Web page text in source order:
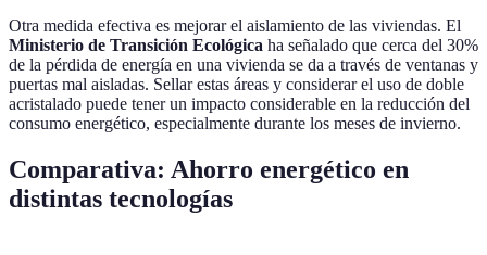
Otra medida efectiva es mejorar el aislamiento de las viviendas. El
Ministerio de Transición Ecológica ha señalado que cerca del 30%
de la pérdida de energía en una vivienda se da a través de ventanas y
puertas mal aisladas. Sellar estas áreas y considerar el uso de doble
acristalado puede tener un impacto considerable en la reducción del
consumo energético, especialmente durante los meses de invierno.
Comparativa: Ahorro energético en
distintas tecnologías